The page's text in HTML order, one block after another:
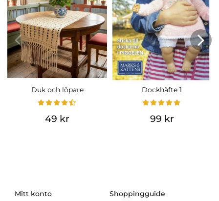
Duk och löpare
49 kr
Dockhäfte 1
99 kr
Mitt konto Shoppingguide